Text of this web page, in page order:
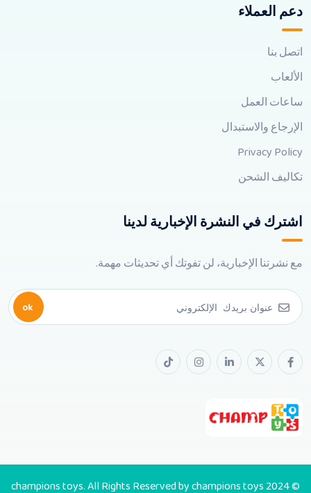
دعم العملاء
اتصل بنا
الألعاب
ساعات العمل
الإرجاع والاستبدال
Privacy Policy
تكاليف الشحن
اشترك في النشرة الإخبارية لدينا
مع نشرتنا الإخبارية، لن تفوتك أي تحديثات مهمة.
ok
© 2024 champions toys. All Rights Reserved by champions toys